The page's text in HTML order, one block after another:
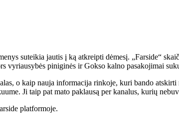
suteikia jautis į ką atkreipti dėmesį. „Farside“
piniginės ir Gokso kalno pasakojimai
o kaip nauja informacija rinkoje, kuri bando
Ji taip pat mato paklausą per kanalus, kurių
platformoje.